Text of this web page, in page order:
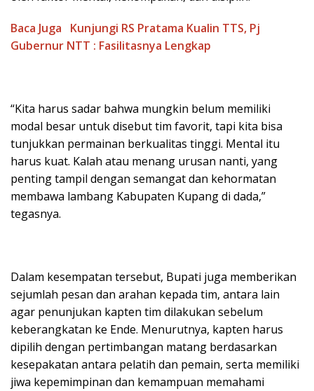
Baca Juga
Kunjungi RS Pratama Kualin TTS, Pj
Gubernur NTT : Fasilitasnya Lengkap
“Kita harus sadar bahwa mungkin belum memiliki
modal besar untuk disebut tim favorit, tapi kita bisa
tunjukkan permainan berkualitas tinggi. Mental itu
harus kuat. Kalah atau menang urusan nanti, yang
penting tampil dengan semangat dan kehormatan
membawa lambang Kabupaten Kupang di dada,”
tegasnya.
Dalam kesempatan tersebut, Bupati juga memberikan
sejumlah pesan dan arahan kepada tim, antara lain
agar penunjukan kapten tim dilakukan sebelum
keberangkatan ke Ende. Menurutnya, kapten harus
dipilih dengan pertimbangan matang berdasarkan
kesepakatan antara pelatih dan pemain, serta memiliki
jiwa kepemimpinan dan kemampuan memahami